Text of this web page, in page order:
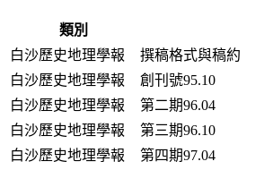
類別
白沙歷史地理學報
撰稿格式與稿約
白沙歷史地理學報
創刊號95.10
白沙歷史地理學報
第二期96.04
白沙歷史地理學報
第三期96.10
白沙歷史地理學報
第四期97.04